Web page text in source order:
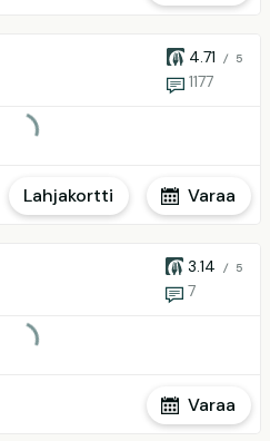
4.71 / 5
1177
Varaa
Lahjakortti
3.14 / 5
7
Varaa